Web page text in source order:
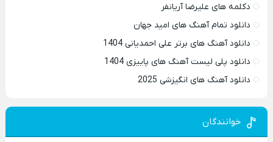
دکلمه های علیرضا آریانفر
دانلود تمام آهنگ های امید جهان
دانلود آهنگ های برتر علی احمدیانی 1404
دانلود پلی لیست آهنگ های پاییزی 1404
دانلود آهنگ های انگیزشی 2025
خوانندگان